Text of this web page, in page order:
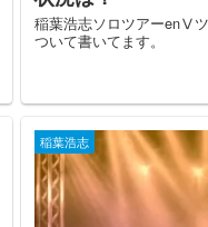
稲葉浩志ソロツアーenⅤ
ついて書いてます。
稲葉浩志